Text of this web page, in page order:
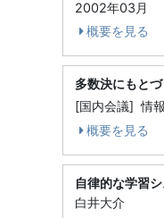
2002年03月
概要を見る
多数決にもと
[国内会議] 情
概要を見る
自律的な学習
白井大介